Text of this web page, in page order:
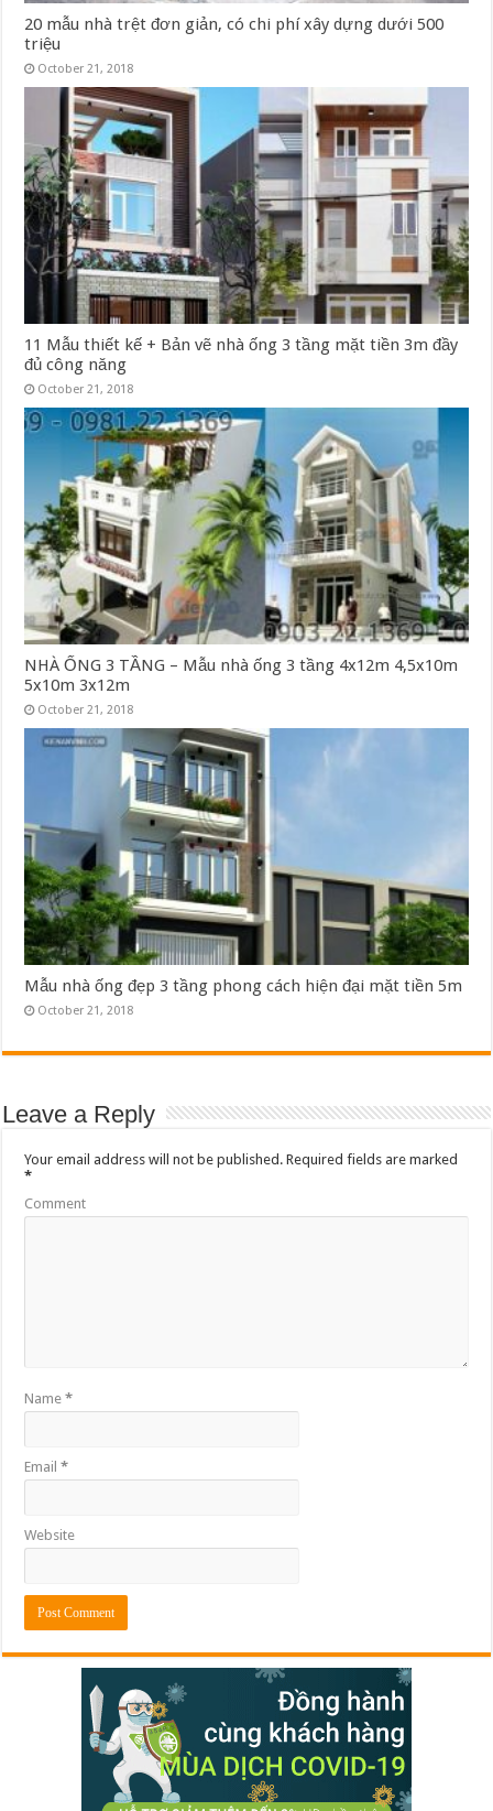
20 mẫu nhà trệt đơn giản, có chi phí xây dựng dưới 500
triệu
October 21, 2018
11 Mẫu thiết kế + Bản vẽ nhà ống 3 tầng mặt tiền 3m đầy
đủ công năng
October 21, 2018
NHÀ ỐNG 3 TẦNG – Mẫu nhà ống 3 tầng 4x12m 4,5x10m
5x10m 3x12m
October 21, 2018
Mẫu nhà ống đẹp 3 tầng phong cách hiện đại mặt tiền 5m
October 21, 2018
Leave a Reply
Your email address will not be published. Required fields are marked
*
Comment
Name*
Email*
Website